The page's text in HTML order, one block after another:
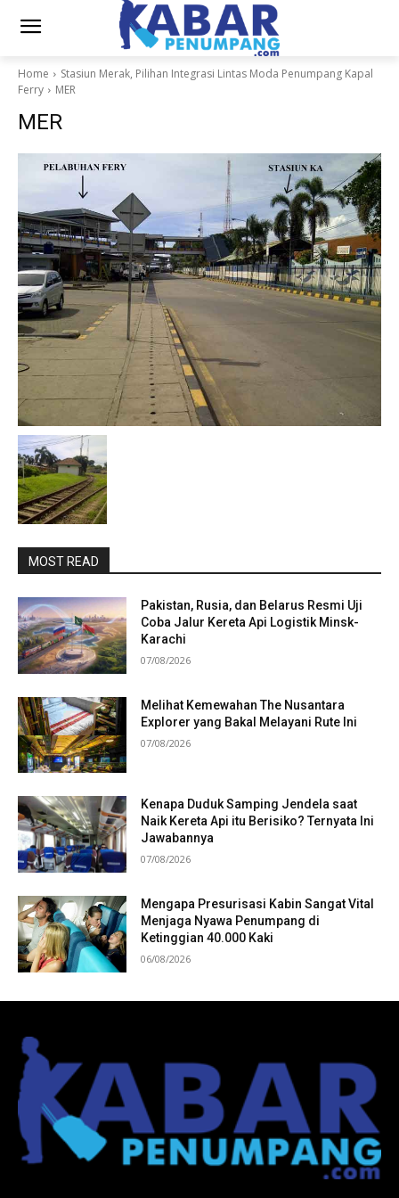
Home
Stasiun Merak, Pilihan Integrasi Lintas Moda Penumpang Kapal
Ferry
MER
MER
MOST READ
Pakistan, Rusia, dan Belarus Resmi Uji
Coba Jalur Kereta Api Logistik Minsk-
Karachi
07/08/2026
Melihat Kemewahan The Nusantara
Explorer yang Bakal Melayani Rute Ini
07/08/2026
Kenapa Duduk Samping Jendela saat
Naik Kereta Api itu Berisiko? Ternyata Ini
Jawabannya
07/08/2026
Mengapa Presurisasi Kabin Sangat Vital
Menjaga Nyawa Penumpang di
Ketinggian 40.000 Kaki
06/08/2026